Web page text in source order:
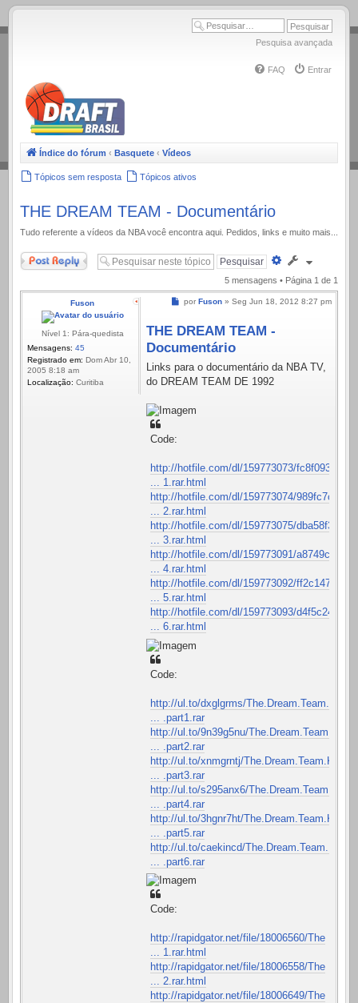
.
Pesquisa avançada
FAQ Entrar
Índice do fórum ‹ Basquete ‹ Vídeos
Tópicos sem resposta Tópicos ativos
THE DREAM TEAM - Documentário
Tudo referente a ví­deos da NBA você encontra aqui. Pedidos, links e muito mais...
Responder
Pesquisa
avançada
5 mensagens • Página 1 de 1
Fuson
Nível 1: Pára-quedista
Mensagens: 45
Registrado em: Dom Abr 10,
2005 8:18 am
Localização: Curitiba
Mensagem
por Fuson » Seg Jun 18, 2012 8:27 pm
THE DREAM TEAM -
Documentário
Links para o documentário da NBA TV,
do DREAM TEAM DE 1992
Code:
http://hotfile.com/dl/159773073/fc8f093
... 1.rar.html
http://hotfile.com/dl/159773074/989fc7c
... 2.rar.html
http://hotfile.com/dl/159773075/dba58f3
... 3.rar.html
http://hotfile.com/dl/159773091/a8749c2
... 4.rar.html
http://hotfile.com/dl/159773092/ff2c147
... 5.rar.html
http://hotfile.com/dl/159773093/d4f5c24
... 6.rar.html
Code:
http://ul.to/dxglgrms/The.Dream.Team.Ke
... .part1.rar
http://ul.to/9n39g5nu/The.Dream.Team.Ke
... .part2.rar
http://ul.to/xnmgrntj/The.Dream.Team.Ke
... .part3.rar
http://ul.to/s295anx6/The.Dream.Team.Ke
... .part4.rar
http://ul.to/3hgnr7ht/The.Dream.Team.Ke
... .part5.rar
http://ul.to/caekincd/The.Dream.Team.Ke
... .part6.rar
Code:
http://rapidgator.net/file/18006560/The
... 1.rar.html
http://rapidgator.net/file/18006558/The
... 2.rar.html
http://rapidgator.net/file/18006649/The